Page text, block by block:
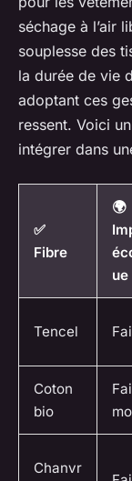
séchage à l’air
souplesse des
la durée de vie
adoptant ces
ressent. Voici
intégrer dans
✅
Fibre
🌍
ue
Tencel
Coton
bio
Chanvr